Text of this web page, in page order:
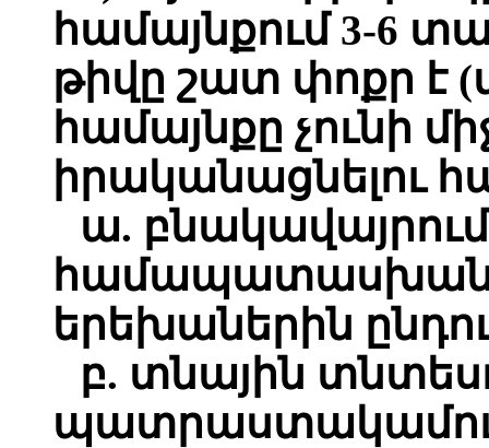
համայնքում 3-6
թիվը շատ փոքր է
համայնքը չունի
իրականացնելու
ա.
համապատասխան
երեխաներին
բ. տնային